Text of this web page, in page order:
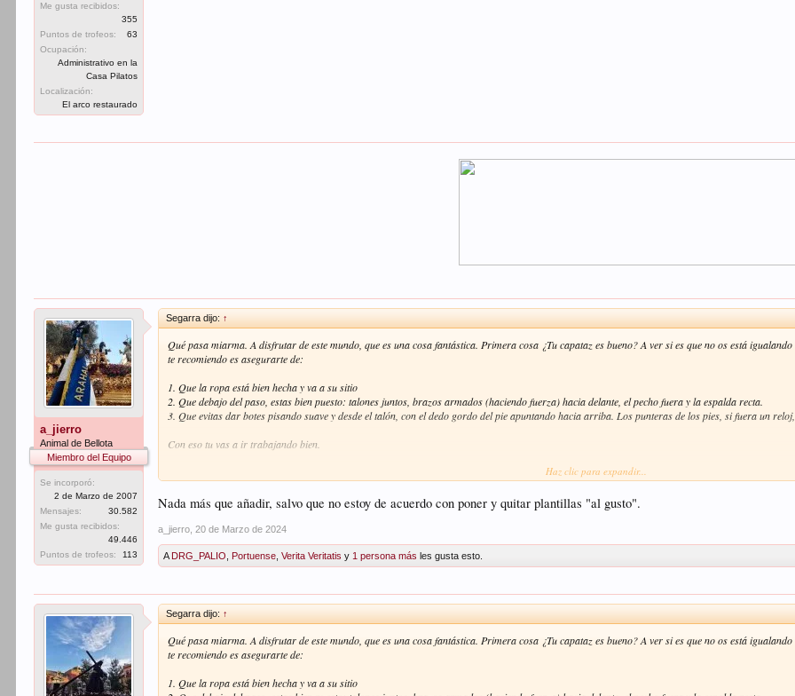
Me gusta recibidos:
355
Puntos de trofeos:
63
Ocupación:
Administrativo en la
Casa Pilatos
Localización:
El arco restaurado
a_jierro
Animal de Bellota
Miembro del Equipo
Se incorporó:
2 de Marzo de 2007
Mensajes:
30.582
Me gusta recibidos:
49.446
Puntos de trofeos:
113
Segarra dijo: ↑
Qué pasa miarma. A disfrutar de este mundo, que es una cosa fantástica. Primera cosa ¿Tu capataz es bueno? A ver si es que no os está
te recomiendo es asegurarte de:
1. Que la ropa está bien hecha y va a su sitio
2. Que debajo del paso, estas bien puesto: talones juntos, brazos armados (haciendo fuerza) hacia delante, el pecho fuera y la espalda recta.
3. Que evitas dar botes pisando suave y desde el talón, con el dedo gordo del pie apuntando hacia arriba. Los punteras de los pies, si fuera un
Con eso tu vas a ir trabajando bien.
Si aún con eso tu notas que vas colgado (que no estás cogiendo tus kilos) puede ser, simplemente, por la calle. Las calles no tienen el suelo
Confía en tus capataces y tus compañeros, que si no vas bien, te corregirán. Pídele también a tus compañeros que te miren y te corrijan. Si vas
Y si con todo y con esto no cargas lo que quieres, ponte unas plantillas. La plantilla te va a dar medio centímetro que te puede poner donde
ves que vas muy cargado, puedes quitártelas.
Haz clic para expandir...
Nada más que añadir, salvo que no estoy de acuerdo con poner y quitar plantillas "al gusto".
a_jierro 20 de Marzo de 2024
ADRG_PALIO ,Portuense ,Verita Veritatis y 1 persona más les gusta esto.
Segarra dijo: ↑
Qué pasa miarma. A disfrutar de este mundo, que es una cosa fantástica. Primera cosa ¿Tu capataz es bueno? A ver si es que no os está
te recomiendo es asegurarte de:
1. Que la ropa está bien hecha y va a su sitio